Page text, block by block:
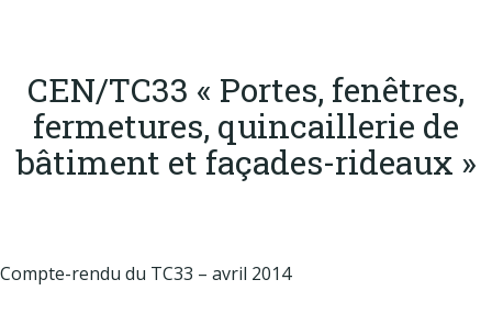
Publications
Actualités
CEN/TC33 « Portes, fenêtres,
fermetures, quincaillerie de
bâtiment et façades-rideaux »
Compte-rendu du TC33 – avril 2014